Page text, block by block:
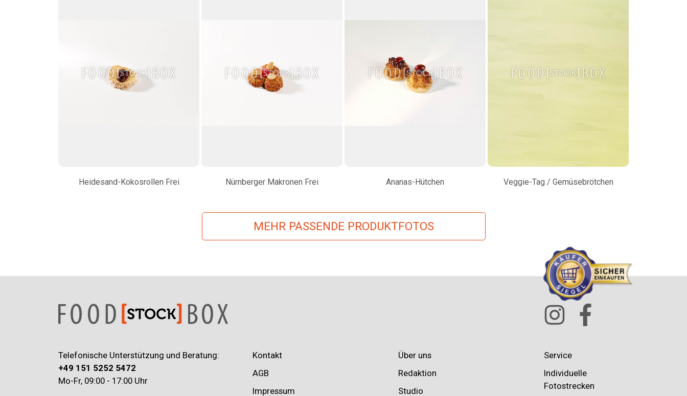
Heidesand-Kokosrollen Frei Nürnberger Makronen Frei Ananas-Hütchen Veggie-Tag / Gemüsebrötchen
MEHR PASSENDE PRODUKTFOTOS
Telefonische Unterstützung und Beratung:
+49 151 5252 5472
Mo-Fr, 09:00 - 17:00 Uhr
Kontakt
AGB
Impressum
Über uns
Redaktion
Studio
Service
Individuelle
Fotostrecken